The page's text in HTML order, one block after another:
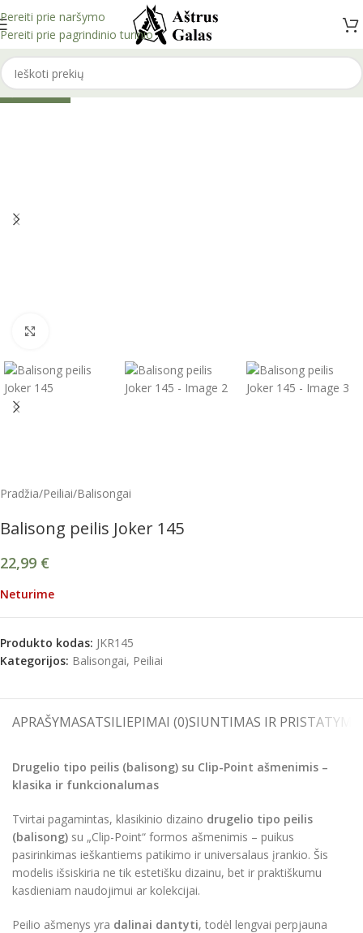
Pereiti prie naršymo
Pereiti prie pagrindinio turinio
Pradžia/Peiliai/Balisongai
Balisong peilis Joker 145
22,99 €
Neturime
Produkto kodas: JKR145
Kategorijos: Balisongai, Peiliai
APRAŠYMASATSILIEPIMAI (0)SIUNTIMAS IR
Drugelio tipo peilis (balisong) su Clip-Point ašmenimis –
klasika ir funkcionalumas
Tvirtai pagamintas, klasikinio dizaino drugelio tipo peilis
(balisong) su „Clip-Point“ formos ašmenimis – puikus
pasirinkimas ieškantiems patikimo ir universalaus įrankio. Šis
modelis išsiskiria ne tik estetišku dizainu, bet ir praktiškumu
kasdieniam naudojimui ar kolekcijai.
Peilio ašmenys yra dalinai dantyti, todėl lengvai perpjauna